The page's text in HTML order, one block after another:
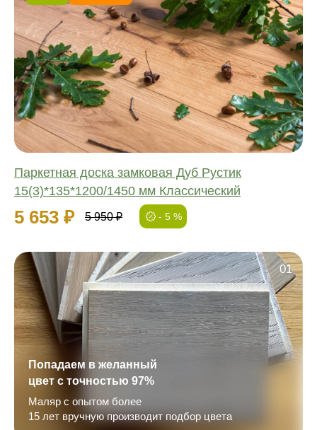
Паркетная доска замковая Дуб Рустик
15(3)*135*1200/1450 мм Классический
5 653 ₽ 5 950 ₽ - 5 %
Фаска:
Соединение:
Обработка:
Длина:
Ширина:
Толщина:
01
Попадаем в желанный
цвет с точностью 97%
Маляр с опытом более
15 лет вручную производит подбор цвета